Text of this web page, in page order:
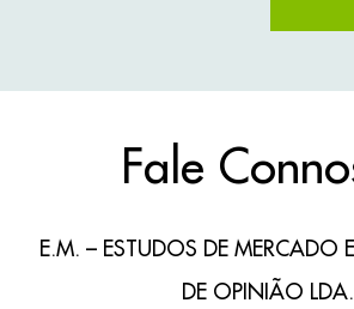
Fale
E.M. – ESTUDOS DE MERCADO
DE OPINIÃO LDA.